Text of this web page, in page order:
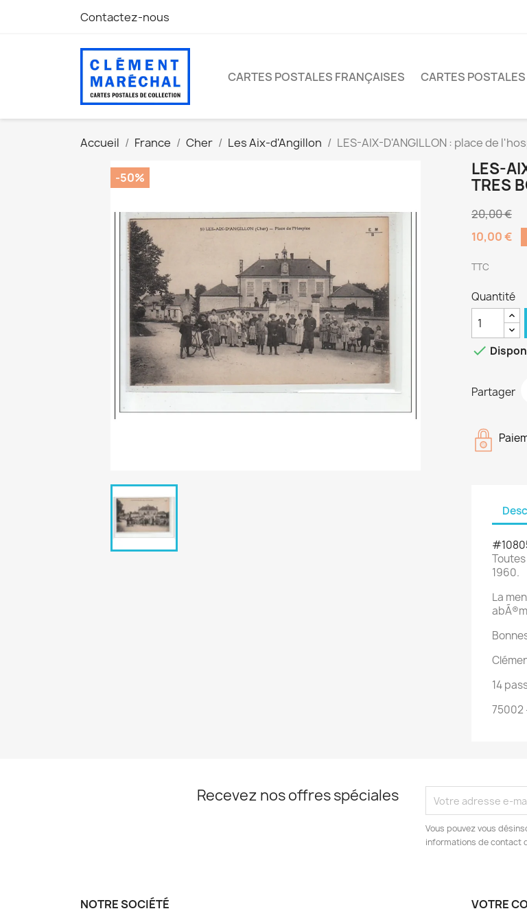
Contactez-nous
CARTES POSTALES FRANÇAISES CARTES
Accueil France Cher Les Aix-d'Angillon LES-AIX-D'ANGILLON : place de
-50%
LES-
TRES
20,00 €
10,00 €
TTC
Quantité

Partager
1960.
La
14
75002
Recevez nos offres spéciales
Vous pouvez vous
informations de contact
NOTRE SOCIÉTÉ VOTRE